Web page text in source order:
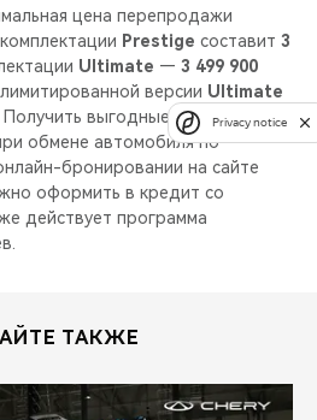
цена перепродажи
Prestige составит 3
Ultimate — 3 499 900
лимитированной версии Ultimate
. Получить выгодные условия до
обмене автомобиля по
бронировании на сайте
оформить в кредит со
действует программа
ТАКЖЕ
Privacy notice